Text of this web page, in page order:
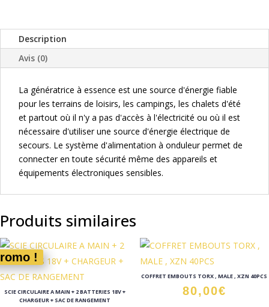
ONDULEUR
SILENCIEUX
16/32A
DISTANCE
Description
Avis (0)
La génératrice à essence est une source d'énergie fiable
pour les terrains de loisirs, les campings, les chalets d'été
et partout où il n'y a pas d'accès à l'électricité ou où il est
nécessaire d'utiliser une source d'énergie électrique de
secours. Le système d'alimentation à onduleur permet de
connecter en toute sécurité même des appareils et
équipements électroniques sensibles.
Produits similaires
!
SCIE CIRCULAIRE A MAIN + 2 BATTERIES 18V +
CHARGEUR + SAC DE RANGEMENT
COFFRET EMBOUTS TORX , MALE , XZN 40PCS
80,00€